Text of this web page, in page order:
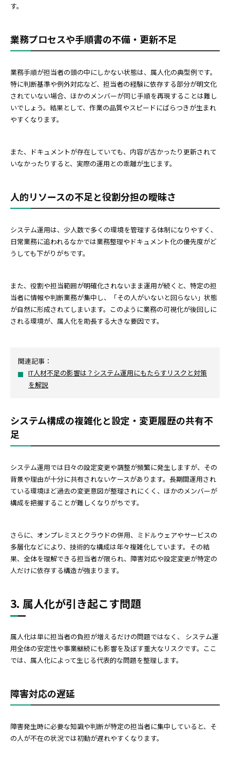
す。
業務プロセスや手順書の不備・更新不足
業務手順が担当者の頭の中にしかない状態は、属人化の典型例です。
特に判断基準や例外対応など、担当者の経験に依存する部分が明文化
されていない場合、ほかのメンバーが同じ手順を再現することは難し
いでしょう。結果として、作業の品質やスピードにばらつきが生まれ
やすくなります。
また、ドキュメントが存在していても、内容が古かったり更新されて
いなかったりすると、実際の運用との乖離が生じます。
人的リソースの不足と役割分担の曖昧さ
システム運用は、少人数で多くの環境を管理する体制になりやすく、
日常業務に追われるなかでは業務整理やドキュメント化の優先度がど
うしても下がりがちです。
また、役割や担当範囲が明確化されないまま運用が続くと、特定の担
当者に情報や判断業務が集中し、「その人がいないと回らない」状態
が自然に形成されてしまいます。このように業務の可視化が後回しに
される環境が、属人化を助長する大きな要因です。
関連記事：
IT人材不足の影響は？システム運用にもたらすリスクと対策
を解説
システム構成の複雑化と設定・変更履歴の共有不
足
システム運用では日々の設定変更や調整が頻繁に発生しますが、その
背景や理由が十分に共有されないケースがあります。長期間運用され
ている環境ほど過去の変更意図が整理されにくく、ほかのメンバーが
構成を把握することが難しくなりがちです。
さらに、オンプレミスとクラウドの併用、ミドルウェアやサービスの
多層化などにより、技術的な構成は年々複雑化しています。その結
果、全体を理解できる担当者が限られ、障害対応や設定変更が特定の
人だけに依存する構造が強まります。
3. 属人化が引き起こす問題
属人化は単に担当者の負担が増えるだけの問題ではなく、 システム運
用全体の安定性や事業継続にも影響を及ぼす重大なリスクです。ここ
では、属人化によって生じる代表的な問題を整理します。
障害対応の遅延
障害発生時に必要な知識や判断が特定の担当者に集中していると、そ
の人が不在の状況では初動が遅れやすくなります。